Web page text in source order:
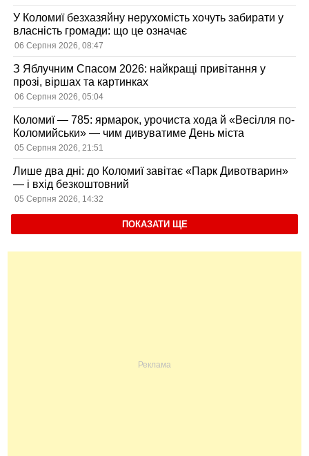
У Коломиї безхазяйну нерухомість хочуть забирати у
власність громади: що це означає
06 Серпня 2026, 08:47
З Яблучним Спасом 2026: найкращі привітання у
прозі, віршах та картинках
06 Серпня 2026, 05:04
Коломиї — 785: ярмарок, урочиста хода й «Весілля по-
Коломийськи» — чим дивуватиме День міста
05 Серпня 2026, 21:51
Лише два дні: до Коломиї завітає «Парк Дивотварин»
— і вхід безкоштовний
05 Серпня 2026, 14:32
ПОКАЗАТИ ЩЕ